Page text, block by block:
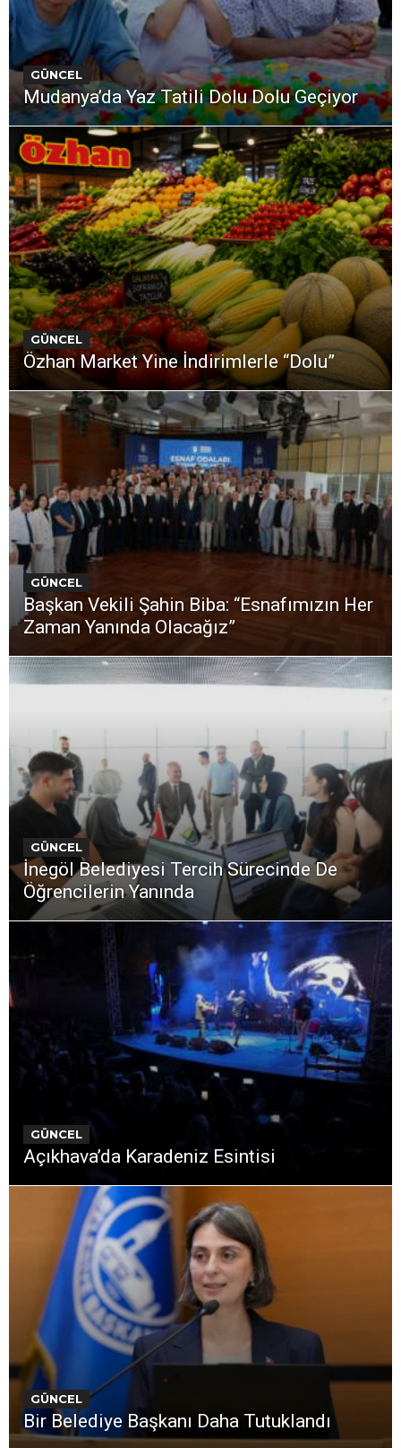
GÜNCEL
Mudanya’da Yaz Tatili Dolu Dolu Geçiyor
GÜNCEL
Özhan Market Yine İndirimlerle “Dolu”
GÜNCEL
Başkan Vekili Şahin Biba: “Esnafımızın Her
Zaman Yanında Olacağız”
GÜNCEL
İnegöl Belediyesi Tercih Sürecinde De
Öğrencilerin Yanında
GÜNCEL
Açıkhava’da Karadeniz Esintisi
GÜNCEL
Bir Belediye Başkanı Daha Tutuklandı